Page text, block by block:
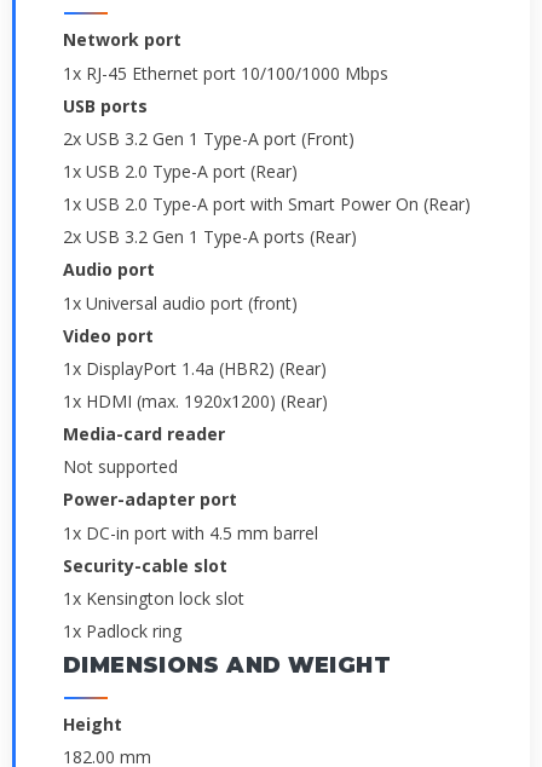
Network port
1x RJ-45 Ethernet port 10/100/1000 Mbps
USB ports
2x USB 3.2 Gen 1 Type-A port (Front)
1x USB 2.0 Type-A port (Rear)
1x USB 2.0 Type-A port with Smart Power On (Rear)
2x USB 3.2 Gen 1 Type-A ports (Rear)
Audio port
1x Universal audio port (front)
Video port
1x DisplayPort 1.4a (HBR2) (Rear)
1x HDMI (max. 1920x1200) (Rear)
Media-card reader
Not supported
Power-adapter port
1x DC-in port with 4.5 mm barrel
Security-cable slot
1x Kensington lock slot
1x Padlock ring
DIMENSIONS AND WEIGHT
Height
182.00 mm